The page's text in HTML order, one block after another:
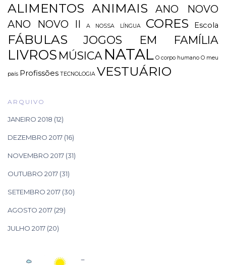
ALIMENTOS ANIMAIS
ANO NOVO
ANO NOVO II
A NOSSA LÍNGUA CORES Escola
FÁBULAS JOGOS EM FAMÍLIA
LIVROS MÚSICA NATAL O corpo humano O meu
país Profissões TECNOLOGIA VESTUÁRIO
ARQUIVO
JANEIRO 2018 (12)
DEZEMBRO 2017 (16)
NOVEMBRO 2017 (31)
OUTUBRO 2017 (31)
SETEMBRO 2017 (30)
AGOSTO 2017 (29)
JULHO 2017 (20)